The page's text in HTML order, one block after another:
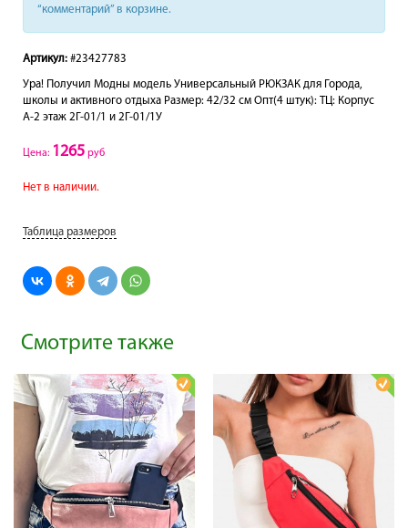
“комментарий” в корзине.
Артикул: #23427783
Ура! Получил Модны модель Универсальный РЮКЗАК для Города,
школы и активного отдыха Размер: 42/32 см Опт(4 штук): ТЦ: Корпус
А-2 этаж 2Г-01/1 и 2Г-01/1У
Цена: 1265 руб
Нет в наличии.
Таблица размеров
Смотрите также